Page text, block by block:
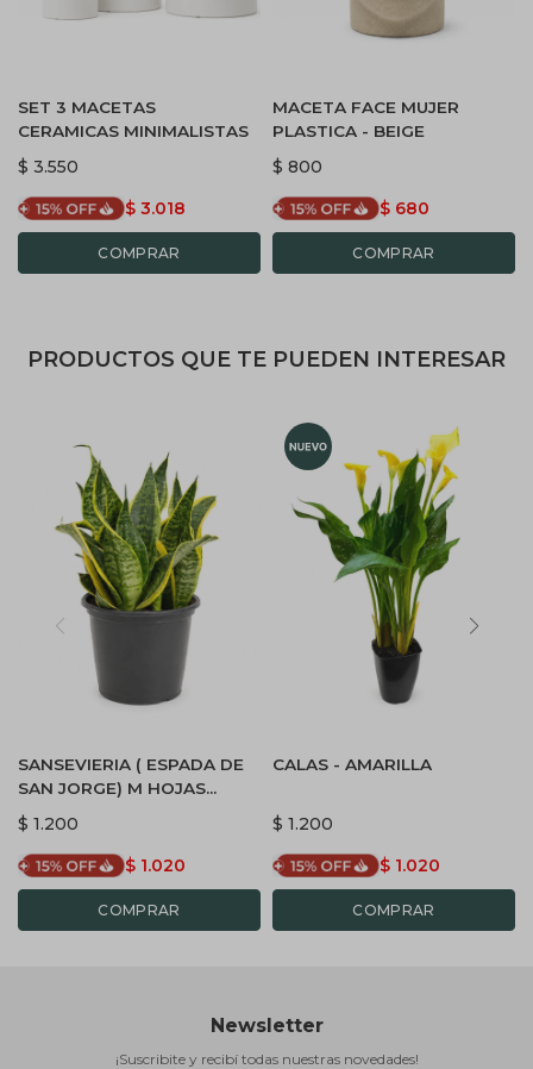
SET 3 MACETAS
CERAMICAS MINIMALISTAS
$ 3.550
$ 3.018
MACETA FACE MUJER
PLASTICA - BEIGE
$ 800
$ 680
PRODUCTOS QUE TE PUEDEN INTERESAR
SANSEVIERIA ( ESPADA DE
SAN JORGE) M HOJAS
BAJAS
$ 1.200
$ 1.020
CALAS - AMARILLA
$ 1.200
$ 1.020
Newsletter
¡Suscribite y recibí todas nuestras novedades!